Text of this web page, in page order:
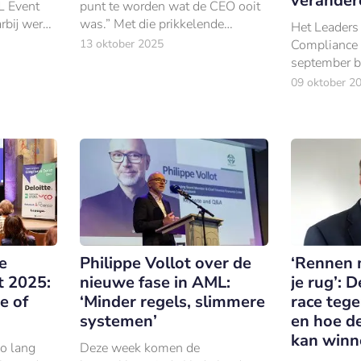
Event
werd
punt te worden wat de CEO ooit
was.” Met die prikkelende
stelling zet Owen Strijland van
13 oktober 2025
Het
september
honderd
thema’s
09 oktober
2025:
of
lang
Philippe Vollot over de
nieuwe fase in AML:
‘Minder regels, slimmere
systemen’
Deze week komen de
je rug’:
race
en hoe
kan